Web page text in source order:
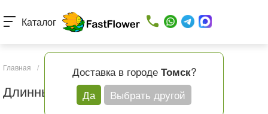
Доставка в городе Томск?
Да
Выбрать другой
Каталог
Главная / Каталог товаров Длинные розы
Длинные розы